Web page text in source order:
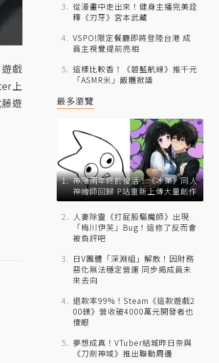
戲
上
遊
從漫畫中走出來！健身主播完美詮
釋《刃牙》宮本武藏
VSPO!限定餐廳即將登陸台港 成
員主視覺提前亮相
這樣比較香！《碧藍航線》推千元
「ASMR米」飯糰掀議
最多瀏覽
神隱兩年終於復活！《冰菓》同人
神繪師回歸 P站重新上傳大量創作
人妻除靈《打屁股驅魔師》出現
「梅川伊芙」Bug！這修了反而會
被負評吧
日V團體「深淵組」解散！因財務
惡化無法穩定營運 同步揭成員未
來去向
退款率99%！Steam《這款遊戲2
00鎂》營收破4000萬元開發者也
傻眼
夢想成真！VTuber結城昨日奈與
《刀劍神域》推出聯動周邊